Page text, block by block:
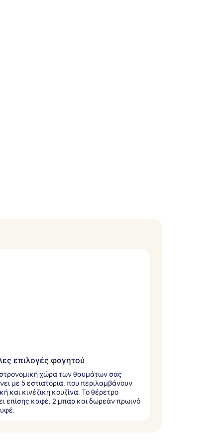
επιλογές φαγητού
χώρα των θαυμάτων σας
με 5 εστιατόρια, που περιλαμβάνουν
και κινέζικη κουζίνα. Το θέρετρο
επίσης καφέ, 2 μπαρ και δωρεάν πρωινό